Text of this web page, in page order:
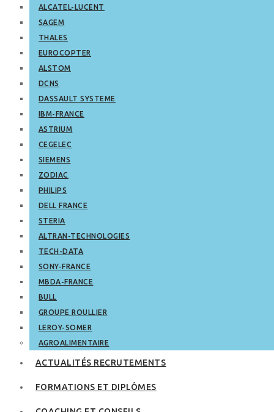
ALCATEL-LUCENT
SAGEM
THALES
EUROCOPTER
ALSTOM
DCNS
DASSAULT SYSTEME
IBM-FRANCE
ASTRIUM
CEGELEC
SIEMENS
ZODIAC
PHILIPS
DELL FRANCE
STERIA
ALTRAN-TECHNOLOGIES
TECH-DATA
SONY-FRANCE
MBDA-FRANCE
BULL
GROUPE ROULLIER
LEROY-SOMER
AGROALIMENTAIRE
ACTUALITÉS RECRUTEMENTS
FORMATIONS ET DIPLÔMES